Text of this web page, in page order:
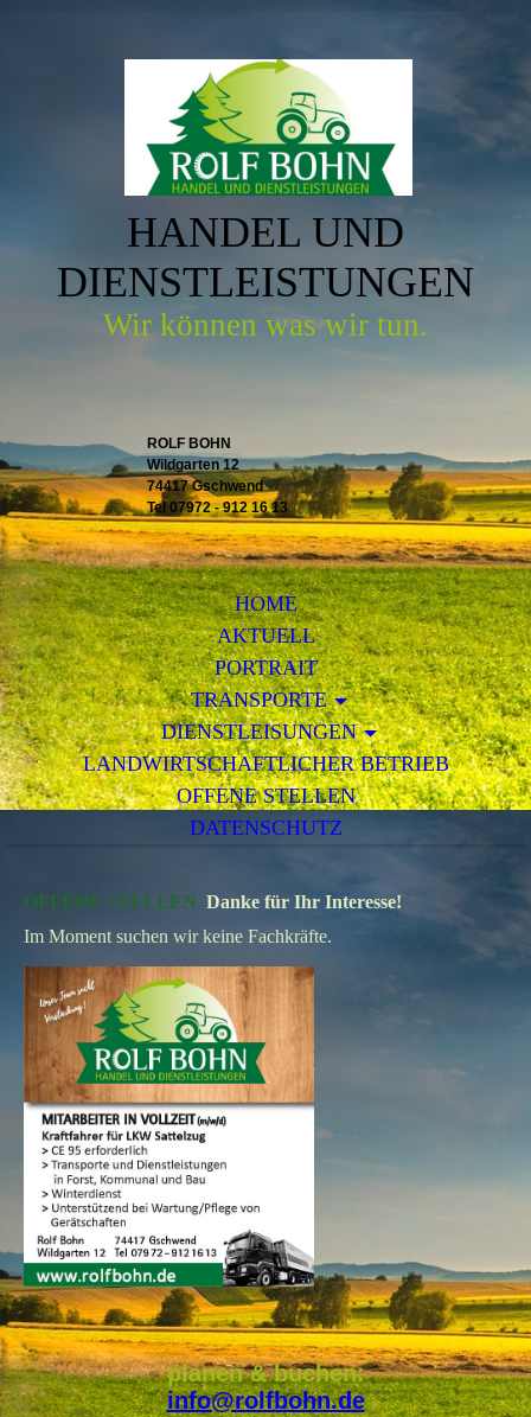
HANDEL UND
DIENSTLEISTUNGEN
Wir können was wir tun.
ROLF BOHN
Wildgarten 12
74417 Gschwend
Tel 07972 - 912 16 13
HOME
AKTUELL
PORTRAIT
TRANSPORTE
DIENSTLEISUNGEN
LANDWIRTSCHAFTLICHER BETRIEB
OFFENE STELLEN
DATENSCHUTZ
OFFENE STELLEN Danke für Ihr Interesse!
Im Moment suchen wir keine Fachkräfte.
planen & buchen:
info@rolfbohn.de